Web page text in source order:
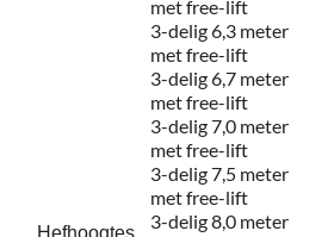
met free-lift
3-delig 6,3 meter
met free-lift
3-delig 6,7 meter
met free-lift
3-delig 7,0 meter
met free-lift
3-delig 7,5 meter
met free-lift
3-delig 8,0 meter